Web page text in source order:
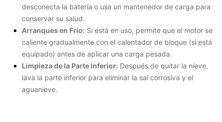
desconecta la batería o usa un mantenedor de carga para
conservar su salud.
Arranques en Frío: Si está en uso, permite que el motor se
caliente gradualmente con el calentador de bloque (si está
equipado) antes de aplicar una carga pesada.
Limpieza de la Parte Inferior: Después de quitar la nieve,
lava la parte inferior para eliminar la sal corrosiva y el
aguanieve.